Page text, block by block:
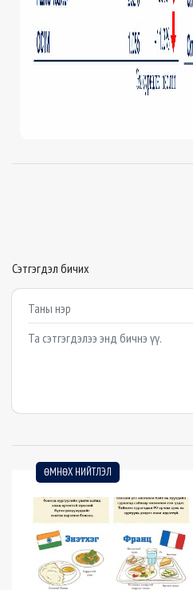
Сэтгэгдэл бичих
Example textarea
ӨМНӨХ НИЙТЛЭЛ